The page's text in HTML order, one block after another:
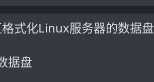
式化Linux服务器的数据盘
据盘